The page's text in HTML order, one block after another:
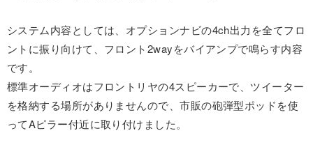
システム内容としては、オプションナビの4ch出力を全てフロ
ントに振り向けて、フロント2wayをバイアンプで鳴らす内容
です。
標準オーディオはフロントリヤの4スピーカーで、ツイーター
を格納する場所がありませんので、市販の砲弾型ポッドを使
ってAピラー付近に取り付けました。